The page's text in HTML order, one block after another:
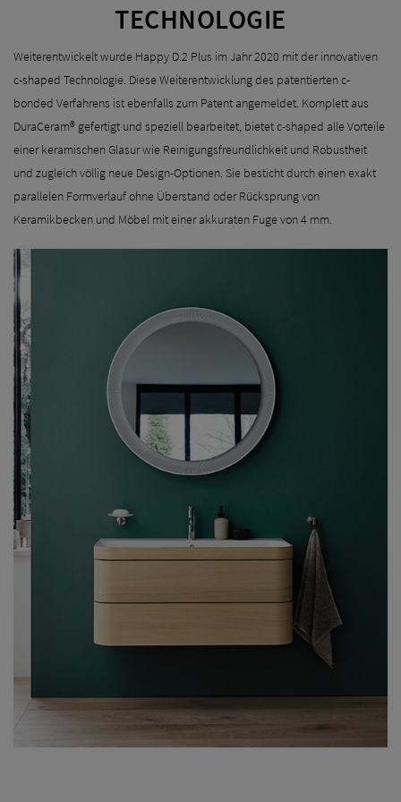
TECHNOLOGIE
Weiterentwickelt wurde Happy D.2 Plus im Jahr 2020 mit der innovativen
c-shaped Technologie. Diese Weiterentwicklung des patentierten c-
bonded Verfahrens ist ebenfalls zum Patent angemeldet. Komplett aus
DuraCeram® gefertigt und speziell bearbeitet, bietet c-shaped alle Vorteile
einer keramischen Glasur wie Reinigungsfreundlichkeit und Robustheit
und zugleich völlig neue Design-Optionen. Sie besticht durch einen exakt
parallelen Formverlauf ohne Überstand oder Rücksprung von
Keramikbecken und Möbel mit einer akkuraten Fuge von 4 mm.